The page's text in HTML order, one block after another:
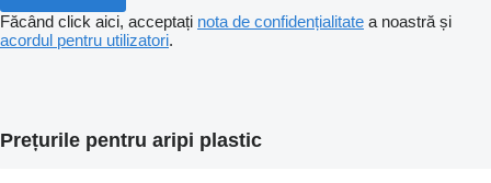
Făcând click aici, acceptați nota de confidențialitate a noastră și
acordul pentru utilizatori.
Prețurile pentru aripi plastic